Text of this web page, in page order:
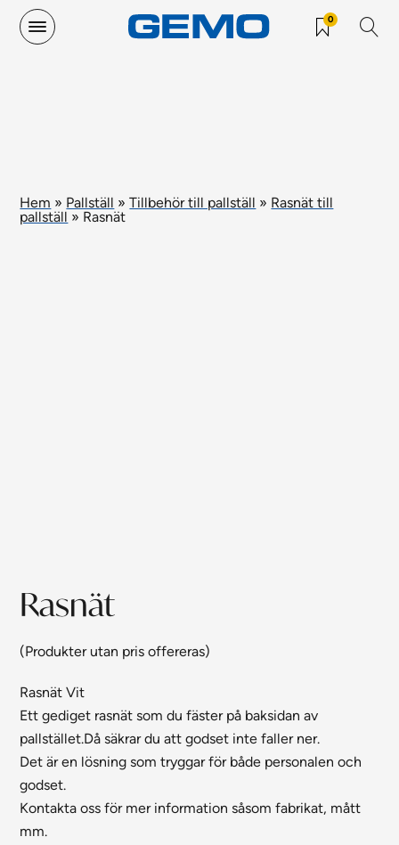
0
Hem » Pallställ »Tillbehör till pallställ » Rasnät till
pallställ » Rasnät
Rasnät
(Produkter utan pris offereras)
Rasnät Vit
Ett gediget rasnät som du fäster på baksidan av
pallstället.Då säkrar du att godset inte faller ner.
Det är en lösning som tryggar för både personalen och
godset.
Kontakta oss för mer information såsom fabrikat, mått
mm.